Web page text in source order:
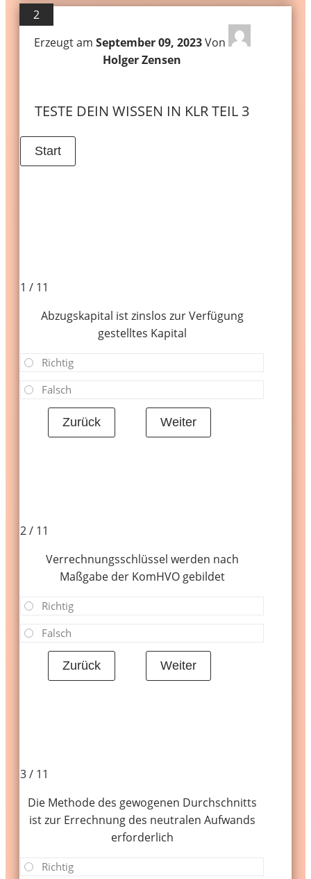
2
Erzeugt am September 09, 2023Von
Holger Zensen
TESTE DEIN WISSEN IN KLR TEIL 3
1 / 11
Abzugskapital ist zinslos zur Verfügung
gestelltes Kapital
Richtig
Falsch
2 / 11
Verrechnungsschlüssel werden nach
Maßgabe der KomHVO gebildet
Richtig
Falsch
3 / 11
Die Methode des gewogenen Durchschnitts
ist zur Errechnung des neutralen Aufwands
erforderlich
Richtig